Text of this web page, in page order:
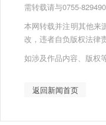
需转载请与0755-
本网转载并注明其他来
改，违者自负版权法律责
如涉及作品内容、版权
返回新闻首页